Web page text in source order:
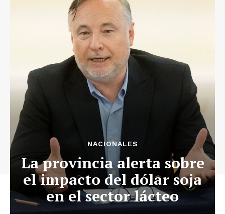
NACIONALES
La provincia alerta sobre
el impacto del dólar soja
en el sector lácteo